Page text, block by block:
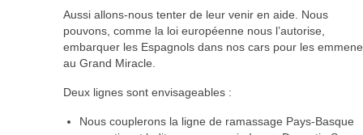
Aussi allons-nous tenter de leur venir en aide. Nous
pouvons, comme la loi européenne nous l’autorise,
embarquer les Espagnols dans nos cars pour les
au Grand Miracle.
Deux lignes sont envisageables :
Nous couplerons la ligne de ramassage Pays-Basque